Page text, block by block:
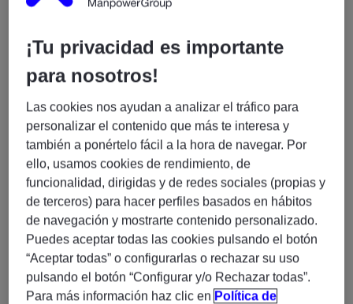
incorporarse a un proyecto estable e innovador,
soluciones para productos financieros estructurados.
¿Qué harás?
Participar en el análisis contable y financiero de
productos estructurados.
Desarrollar y evolucionar soluciones utilizando
Oracle PL/SQL.
Colaborar en la definición y mejora de procesos
de contabilización financiera.
Trabajar junto a equipos funcionales y técnicos
en proyectos de transformación digital.
Participar en iniciativas de automatización y
mejora de procesos financieros.
¡Tu privacidad es importante
para nosotros!
Las cookies nos ayudan a analizar el tráfico para
personalizar el contenido que más te interesa y
también a ponértelo fácil a la hora de navegar. Por
ello, usamos cookies de rendimiento, de
funcionalidad, dirigidas y de redes sociales (propias y
de terceros) para hacer perfiles basados en hábitos
de navegación y mostrarte contenido personalizado.
Puedes aceptar todas las cookies pulsando el botón
“Aceptar todas” o configurarlas o rechazar su uso
pulsando el botón “Configurar y/o Rechazar todas”.
Para más información haz clic en Política de